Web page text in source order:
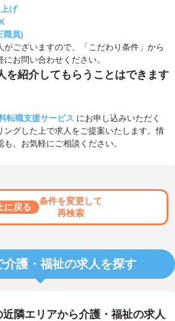
げ
職員)
がございますので、「こだわり条件」から
お問い合わせください。
を紹介してもらうことはできます
転職支援サービス にお申し込みいただく
ングした上で求人をご提案いたします。情
、お気軽にご相談ください。
に戻る
条件を変更して
再検索
介護・福祉の求人を探す
隣エリアから介護・福祉の求人